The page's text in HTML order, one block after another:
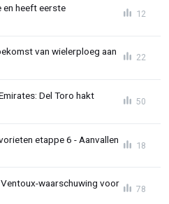
en heeft eerste
12
van wielerploeg aan
22
Del Toro hakt
50
etappe 6 - Aanvallen
18
waarschuwing voor
78